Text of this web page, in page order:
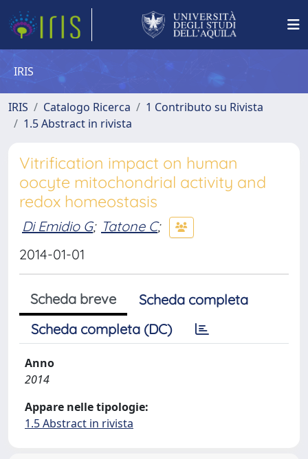
IRIS
IRIS Catalogo Ricerca
1 Contributo su Rivista
1.5 Abstract in rivista
Vitrification impact on human
oocyte mitochondrial activity and
redox homeostasis
Di Emidio G; Tatone C;
2014-01-01
Scheda breve
Scheda completa
Scheda completa (DC)
Anno
2014
Appare nelle tipologie:
1.5 Abstract in rivista